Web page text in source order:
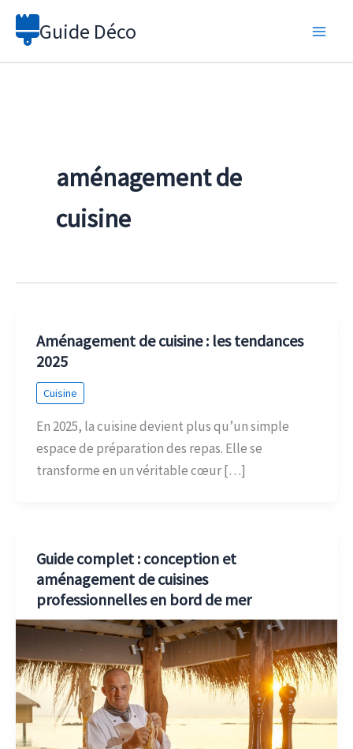
Aller
Guide Déco
aménagement de
cuisine
Aménagement de cuisine : les tendances
2025
Cuisine
En 2025, la cuisine devient plus qu’un simple
espace de préparation des repas. Elle se
transforme en un véritable cœur […]
Guide complet : conception et
aménagement de cuisines
professionnelles en bord de mer